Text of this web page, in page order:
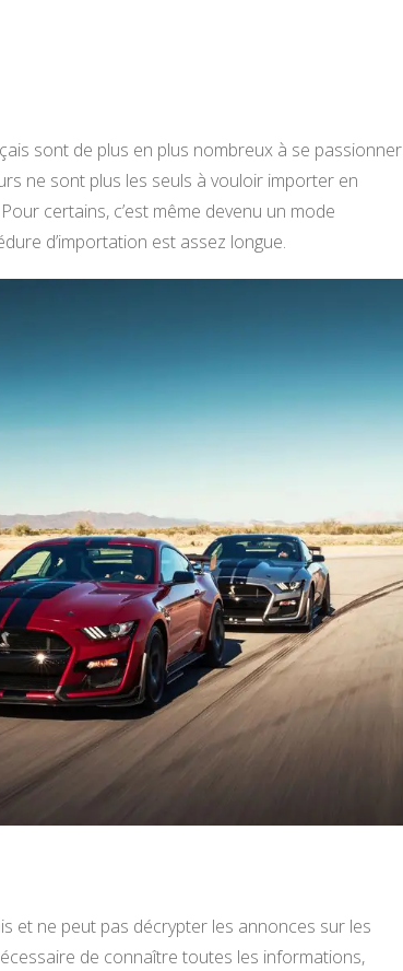
sont de plus en plus nombreux à se passionner
ne sont plus les seuls à vouloir importer en
certains, c’est même devenu un mode
d’importation est assez longue.
et ne peut pas décrypter les annonces sur les
de connaître toutes les informations,